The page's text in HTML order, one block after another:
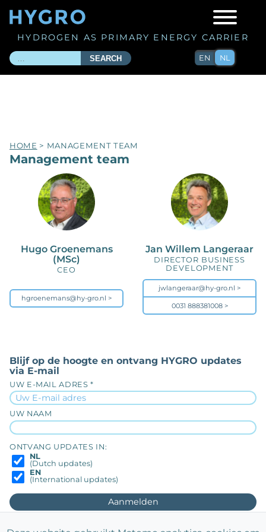
HYDROGEN AS PRIMARY ENERGY CARRIER
EN NL
SEARCH
HOME > MANAGEMENT TEAM
Management team
Hugo Groenemans
(MSc)
CEO
hgroenemans@hy-gro.nl
Jan Willem Langeraar
DIRECTOR BUSINESS
DEVELOPMENT
jwlangeraar@hy-gro.nl
0031 888381008
Blijf op de hoogte en ontvang HYGRO updates
via E-mail
UW E-MAIL ADRES *
UW NAAM
ONTVANG UPDATES IN:
NL
(Dutch updates)
EN
(International updates)